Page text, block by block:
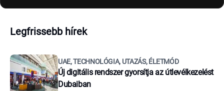
Legfrissebb hírek
UAE, TECHNOLÓGIA, UTAZÁS, ÉLETMÓD
Új digitális rendszer gyorsítja az útlevélkezelést
Dubaiban